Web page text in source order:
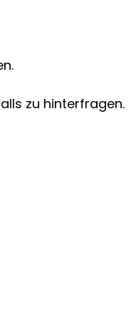
zu hinterfragen.